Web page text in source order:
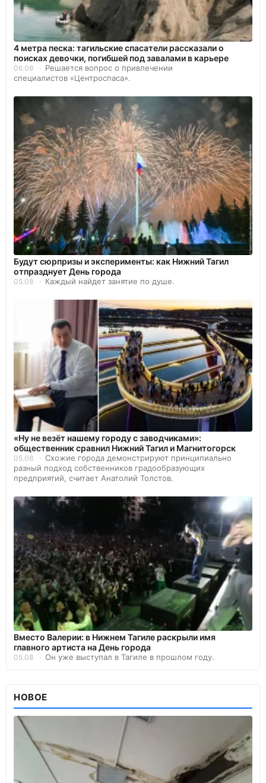
4 метра песка: тагильские спасатели рассказали о
поисках девочки, погибшей под завалами в карьере
06.08
Решается вопрос о привлечении
специалистов «Центроспаса».
Будут сюрпризы и эксперименты: как Нижний Тагил
отпразднует День города
05.08 Каждый найдет занятие по душе.
«Ну не везёт нашему городу с заводчиками»:
общественник сравнил Нижний Тагил и Магнитогорск
05.08
Схожие города демонстрируют принципиально
разный подход собственников градообразующих
предприятий, считает Анатолий Толстов.
Вместо Валерии: в Нижнем Тагиле раскрыли имя
главного артиста на День города
05.08 Он уже выступал в Тагиле в прошлом году.
НОВОЕ